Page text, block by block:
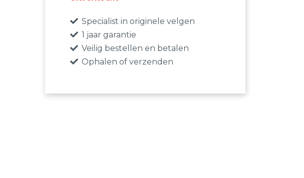
Specialist in originele velgen
1 jaar garantie
Veilig bestellen en betalen
Ophalen of verzenden